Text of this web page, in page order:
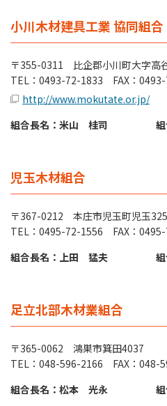
小川木材建具工業 協同組合
〒355-0311 比企郡小川町大字高
TEL：0493-72-1833 FAX：
http://www.mokutate.or.jp/
組合長名：米山 桂司
児玉木材組合
〒367-0212 本庄市児玉町児玉
TEL：0495-72-1556 FAX：
組合長名：上田 猛夫
足立北部木材業組合
〒365-0062 鴻巣市箕田4037
TEL：048-596-2166 FAX：048-
組合長名：松本 光永